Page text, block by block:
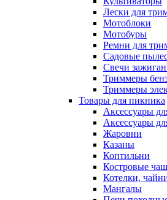
Лески для
Мотоблоки
Мотобуры
Ремни для
Садовые
Свечи
Триммеры
Триммеры
Товары для пикника
Аксессуары
Аксессуары
Жаровни
Казаны
Коптильни
Костровые
Котелки,
Мангалы